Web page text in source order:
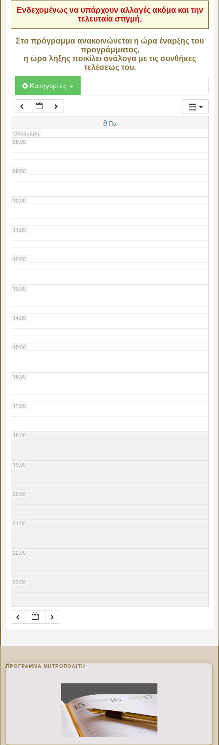
Ενδεχομένως να υπάρχουν αλλαγές ακόμα και την
τελευταία στιγμή.
Στο πρόγραμμα ανακοινώνεται η ώρα έναρξης του
προγράμματος,
η ώρα λήξης ποικίλει ανάλογα με τις συνθήκες
τελέσεως του.
Κατηγορίες
8 Πα
Ολοήμερη
06:00
07:00
08:00
09:00
10:00
11:00
12:00
13:00
14:00
15:00
16:00
17:00
18:00
19:00
20:00
21:00
22:00
23:00
ΠΡΌΓΡΑΜΜΑ ΜΗΤΡΟΠΟΛΊΤΗ